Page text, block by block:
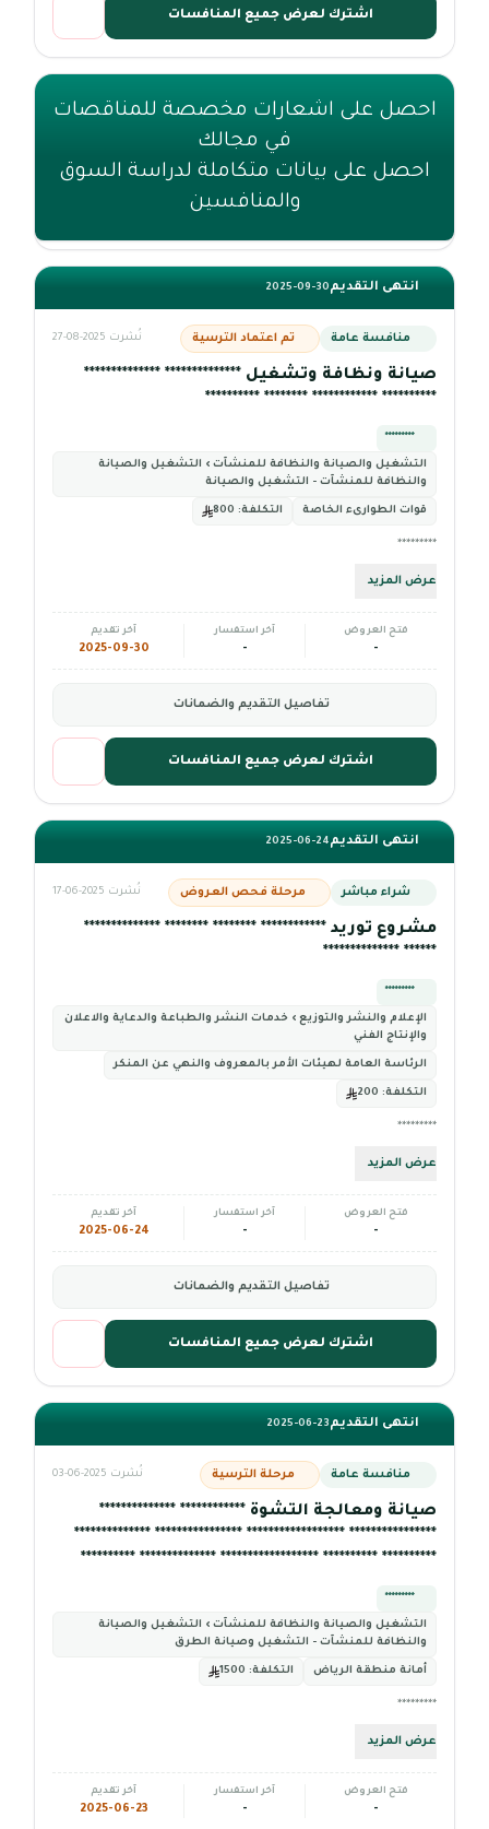
اشترك لعرض جميع المنافسات
احصل على اشعارات مخصصة للمناقصات
في مجالك
احصل على بيانات متكاملة لدراسة السوق
والمنافسين
انتهى التقديم2025-09-30
منافسة عامة تم اعتماد الترسية نُشرت 2025-08-27
صيانة ونظافة وتشغيل ************** **************
********** ************ ******** **********
*********
التشغيل والصيانة والنظافة للمنشآت › التشغيل والصيانة
والنظافة للمنشآت - التشغيل والصيانة
قوات الطوارىء الخاصة التكلفة:
*********
عرض المزيد
فتح العروض
-
آخر استفسار
-
آخر تقديم
2025-09-30
تفاصيل التقديم والضمانات
اشترك لعرض جميع المنافسات
انتهى التقديم2025-06-24
شراء مباشر مرحلة فحص العروض نُشرت 2025-06-17
مشروع توريد ************ ******** ******** **************
****** **************
*********
الإعلام والنشر والتوزيع › خدمات النشر والطباعة والدعاية والاعلان
والإنتاج الفني
الرئاسة العامة لهيئات الأمر بالمعروف والنهي عن المنكر
التكلفة:
*********
عرض المزيد
فتح العروض
-
آخر استفسار
-
آخر تقديم
2025-06-24
تفاصيل التقديم والضمانات
اشترك لعرض جميع المنافسات
انتهى التقديم2025-06-23
منافسة عامة مرحلة الترسية نُشرت 2025-06-03
صيانة ومعالجة التشوة ************ **************
**************** ****************** **************** **************
********** ********** ****************** ************** **********
*********
التشغيل والصيانة والنظافة للمنشآت › التشغيل والصيانة
والنظافة للمنشآت - التشغيل وصيانة الطرق
أمانة منطقة الرياض التكلفة:
*********
عرض المزيد
فتح العروض
-
آخر استفسار
-
آخر تقديم
2025-06-23